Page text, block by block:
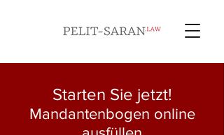
Starten Sie jetzt!
Mandantenbogen online